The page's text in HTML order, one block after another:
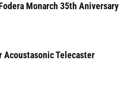
Monarch 35th Aniversary
Acoustasonic Telecaster